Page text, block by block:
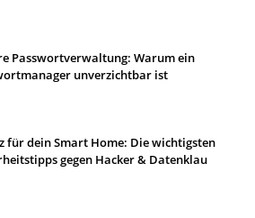
Passwortverwaltung: Warum ein
unverzichtbar ist
für dein Smart Home: Die wichtigsten
gegen Hacker & Datenklau